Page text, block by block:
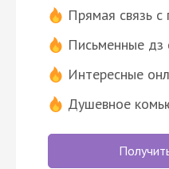
Прямая связь
Письменные дз
Интересные
Душевное